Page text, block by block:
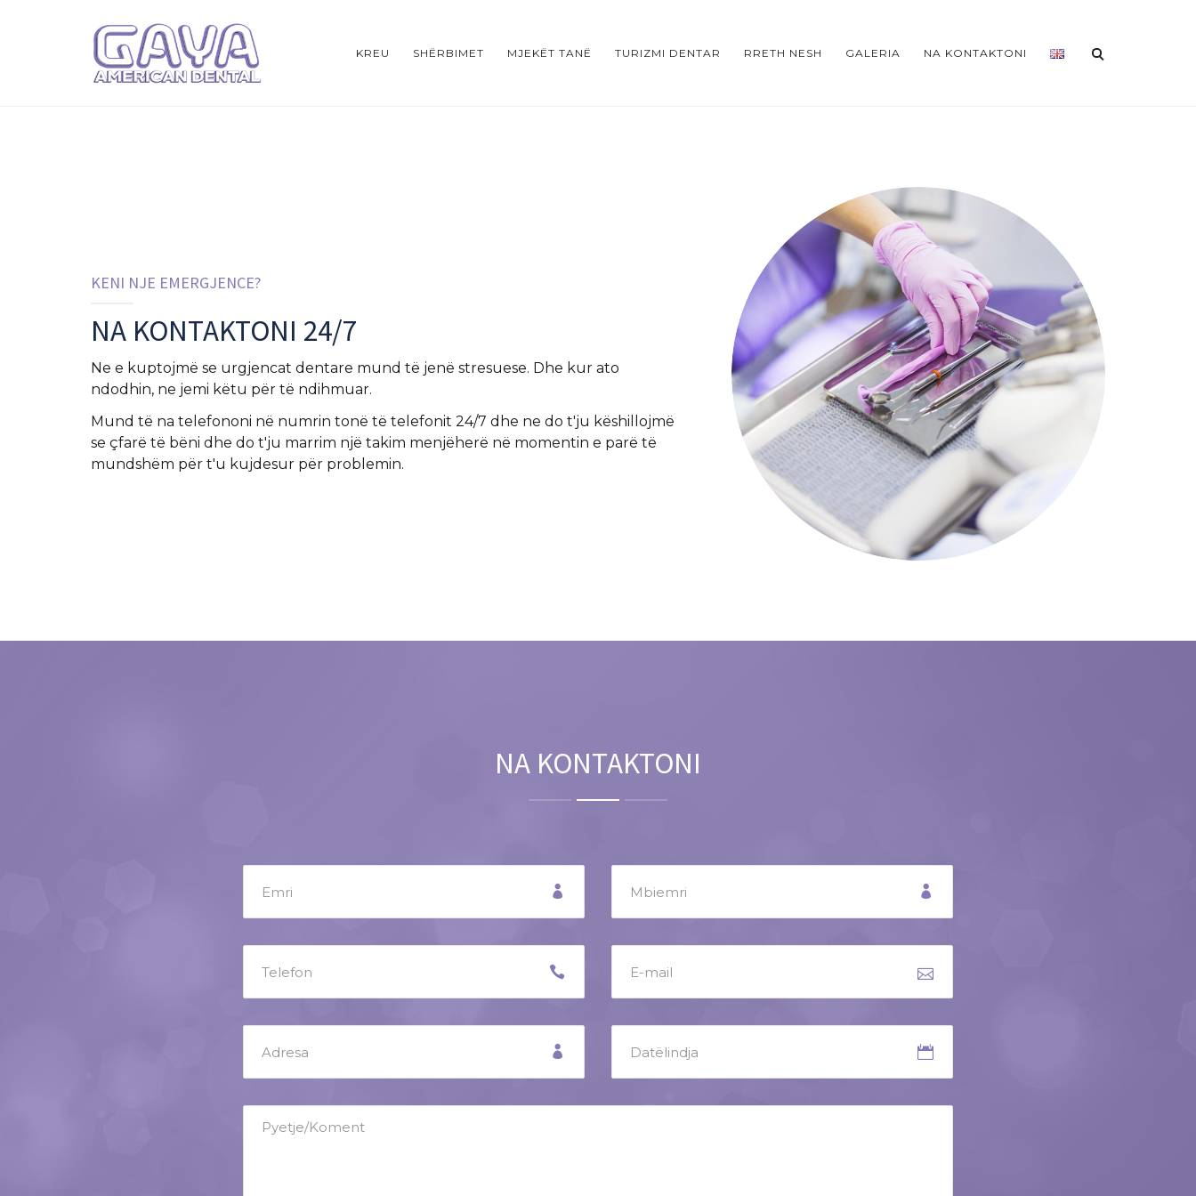
KREU SHËRBIMET MJEKËT TANË TURIZMI DENTAR RRETH NESH GALERIA NA KONTAKTONI
KENI NJE EMERGJENCE?
NA KONTAKTONI 24/7
Ne e kuptojmë se urgjencat dentare mund të jenë stresuese. Dhe kur ato
ndodhin, ne jemi këtu për të ndihmuar.
Mund të na telefononi në numrin tonë të telefonit 24/7 dhe ne do t'ju këshillojmë
se çfarë të bëni dhe do t'ju marrim një takim menjëherë në momentin e parë të
mundshëm për t'u kujdesur për problemin.
NA KONTAKTONI